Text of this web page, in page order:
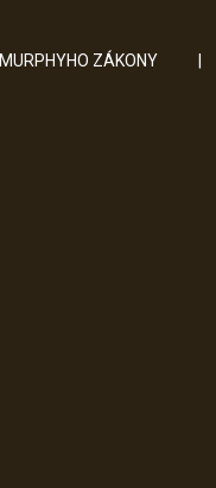
MURPHYHO ZÁKONY